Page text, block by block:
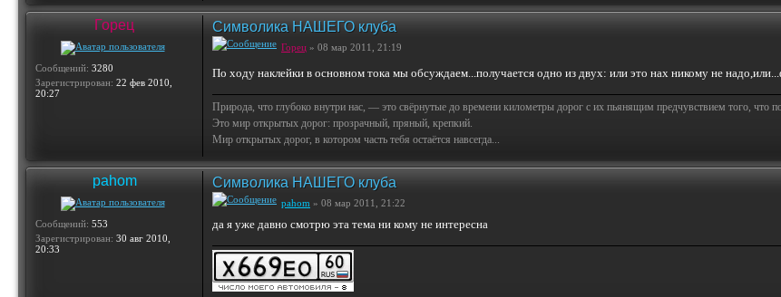
Горец
Сообщений: 3280
Зарегистрирован: 22 фев 2010,
20:27
Символика НАШЕГО клуба
Горец » 08 мар 2011, 21:19
По ходу наклейки в основном тока мы обсуждаем...получается одно из двух: или это нах никому не
Природа, что глубоко внутри нас, — это свёрнутые до времени километры дорог с их пьянящим предчувствием того, что
Это мир открытых дорог: прозрачный, пряный, крепкий.
Мир открытых дорог, в котором часть тебя остаётся навсегда...
pahom
Сообщений: 553
Зарегистрирован: 30 авг 2010,
20:33
Символика НАШЕГО клуба
pahom » 08 мар 2011, 21:22
да я уже давно смотрю эта тема ни кому не интересна